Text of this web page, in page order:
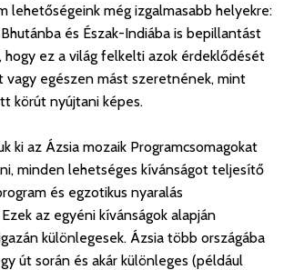
lehetőségeink még izgalmasabb helyekre:
és Észak-Indiába is bepillantást
hogy ez a világ felkelti azok érdeklődését
vagy egészen mást szeretnének, mint
körút nyújtani képes.
ki az Ázsia mozaik Programcsomagokat
minden lehetséges kívánságot teljesítő
és egzotikus nyaralás
az egyéni kívánságok alapján
különlegesek. Ázsia több országába
út során és akár különleges (például